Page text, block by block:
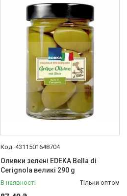
4311501648704
Оливки зелені EDEKA Bella di
Cerignola великі 290 g
В наявності Тільки оптом